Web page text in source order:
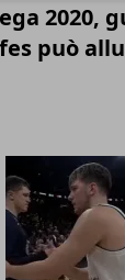
2020,
può